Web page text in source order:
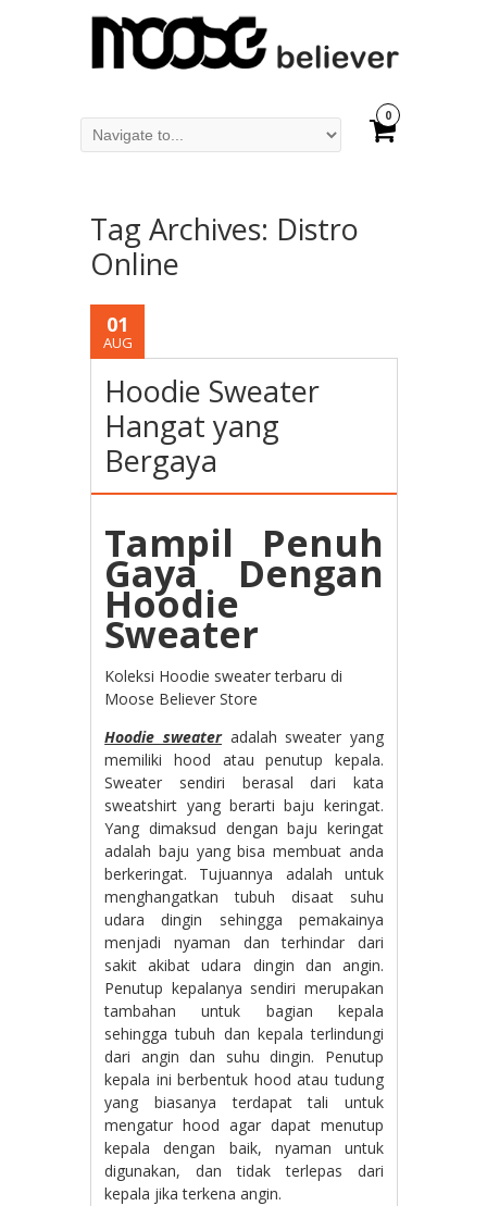
0
Tag Archives: Distro
Online
01
AUG
Hoodie Sweater
Hangat yang
Bergaya
Tampil Penuh
Gaya Dengan
Hoodie
Sweater
Koleksi Hoodie sweater terbaru di
Moose Believer Store
Hoodie sweater adalah sweater yang
memiliki hood atau penutup kepala.
Sweater sendiri berasal dari kata
sweatshirt yang berarti baju keringat.
Yang dimaksud dengan baju keringat
adalah baju yang bisa membuat anda
berkeringat. Tujuannya adalah untuk
menghangatkan tubuh disaat suhu
udara dingin sehingga pemakainya
menjadi nyaman dan terhindar dari
sakit akibat udara dingin dan angin.
Penutup kepalanya sendiri merupakan
tambahan untuk bagian kepala
sehingga tubuh dan kepala terlindungi
dari angin dan suhu dingin. Penutup
kepala ini berbentuk hood atau tudung
yang biasanya terdapat tali untuk
mengatur hood agar dapat menutup
kepala dengan baik, nyaman untuk
digunakan, dan tidak terlepas dari
kepala jika terkena angin.